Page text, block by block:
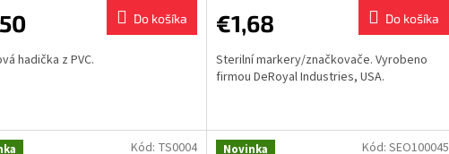
Do košíka
hadička z PVC.
€1,68 Do košíka
Sterilní markery/značkovače. Vyrobeno
firmou DeRoyal Industries, USA.
Kód: TS0004 Novinka Kód: SEO100045